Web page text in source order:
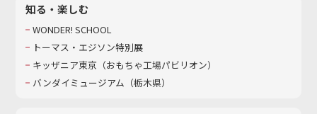
知る・楽しむ
WONDER! SCHOOL
トーマス・エジソン特別展
キッザニア東京（おもちゃ工場パビリオン）​
バンダイミュージアム（栃木県）